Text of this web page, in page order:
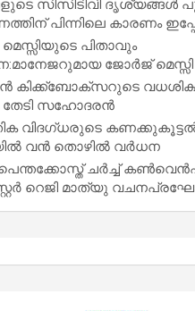
സിസിടിവി ദൃശ്യങ്ങൾ
പിന്നിലെ കാരണം
പിതാവും
ജോർജ് മെസ്സി
കിക്ക്ബോക്സറുടെ വധശിക്ഷ:
സഹോദരൻ
വിദഗ്ധരുടെ കണക്കുകൂട്ടൽ
വൻ തൊഴിൽ വർധന
ചർച്ച്
റെജി മാത്യു